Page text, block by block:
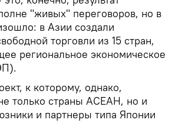
"живых" переговоров, но в
в Азии создали
торговли из 15 стран,
региональное экономическое
к которому, однако,
только страны АСЕАН, но и
и партнеры типа Японии